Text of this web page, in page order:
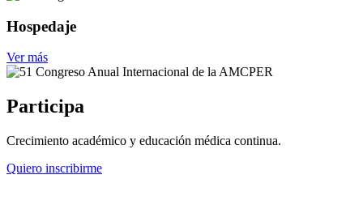
Hospedaje
Ver más
Participa
Crecimiento académico y educación médica continua.
Quiero inscribirme